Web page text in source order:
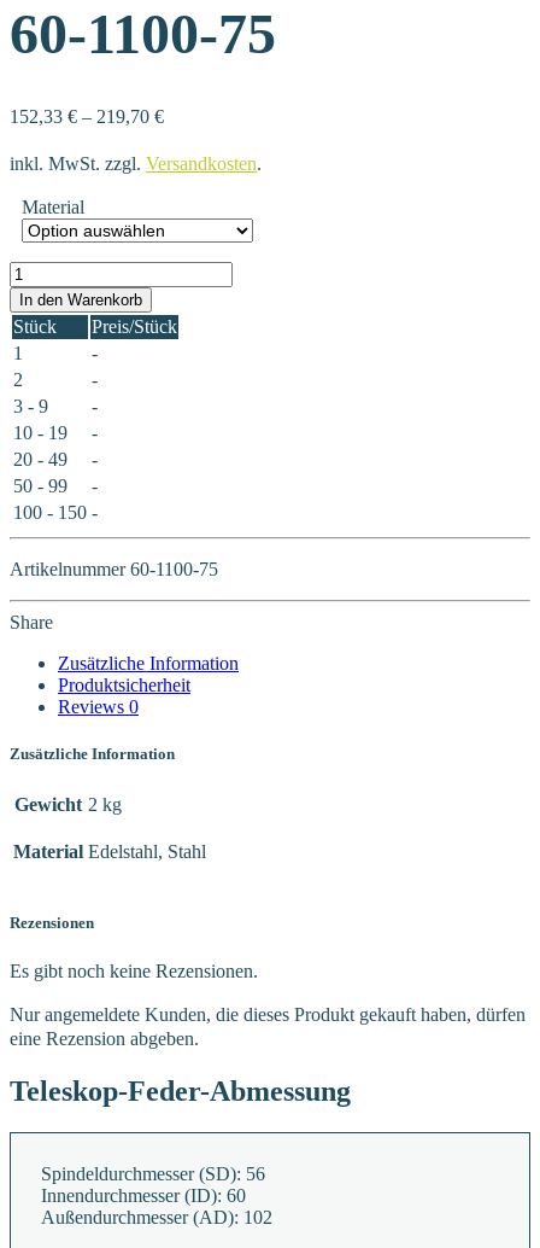
60-1100-75
152,33 € – 219,70 €
inkl. MwSt. zzgl. Versandkosten.
Material
60-1100-75 Menge
In den Warenkorb
Stück
Preis/Stück
1
-
2
-
3 - 9
-
10 - 19
-
20 - 49
-
50 - 99
-
100 - 150 -
Artikelnummer 60-1100-75
Share
Zusätzliche Information
Produktsicherheit
Reviews 0
Zusätzliche Information
Gewicht 2 kg
Material Edelstahl, Stahl
Rezensionen
Es gibt noch keine Rezensionen.
Nur angemeldete Kunden, die dieses Produkt gekauft haben, dürfen
eine Rezension abgeben.
Teleskop-Feder-Abmessung
Spindeldurchmesser (SD): 56
Innendurchmesser (ID): 60
Außendurchmesser (AD): 102